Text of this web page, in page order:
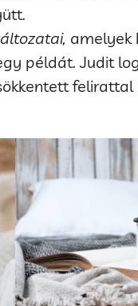
amelyek
példát. Judit